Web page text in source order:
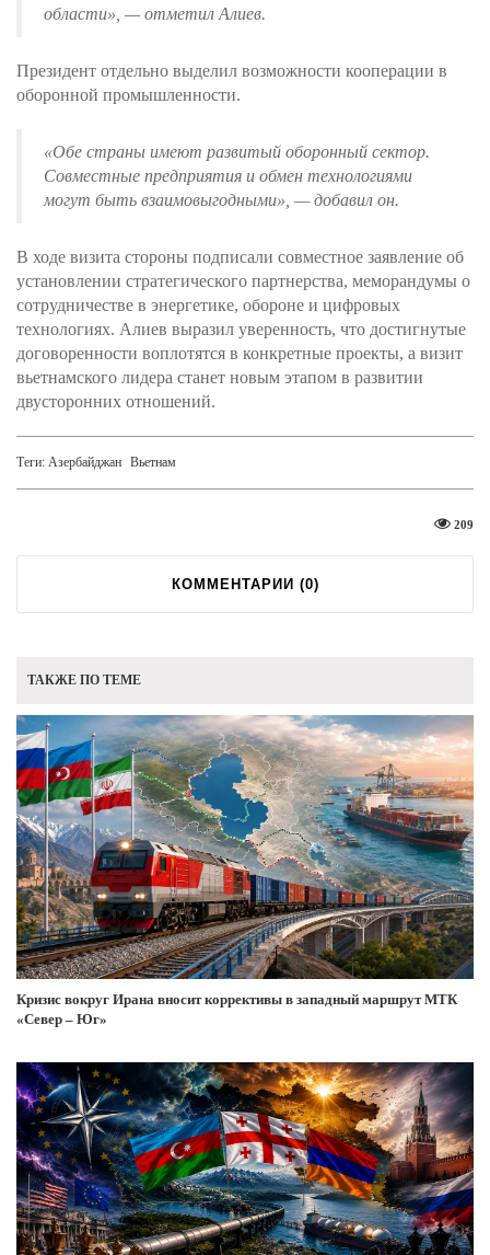
области» , — отметил Алиев.
Президент отдельно выделил возможности кооперации в
оборонной промышленности.
«Обе страны имеют развитый оборонный сектор.
Совместные предприятия и обмен технологиями
могут быть взаимовыгодными» , — добавил он.
В ходе визита стороны подписали совместное заявление об
установлении стратегического партнерства, меморандумы о
сотрудничестве в энергетике, обороне и цифровых
технологиях. Алиев выразил уверенность, что достигнутые
договоренности воплотятся в конкретные проекты, а визит
вьетнамского лидера станет новым этапом в развитии
двусторонних отношений.
Теги: Азербайджан Вьетнам
209
КОММЕНТАРИИ (0)
ТАКЖЕ ПО ТЕМЕ
Кризис вокруг Ирана вносит коррективы в западный маршрут МТК
«Север – Юг»